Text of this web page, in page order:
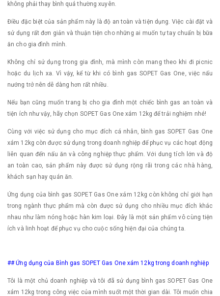
không phải thay bình quá thường xuyên.
Điều đặc biệt của sản phẩm này là độ an toàn và tiện dụng. Việc cài đặt và
sử dụng rất đơn giản và thuận tiện cho những ai muốn tự tay chuẩn bị bữa
ăn cho gia đình mình.
Không chỉ sử dụng trong gia đình, mà mình còn mang theo khi đi picnic
hoặc du lịch xa. Vì vậy, kể từ khi có bình gas SOPET Gas One, việc nấu
nướng trở nên dễ dàng hơn rất nhiều.
Nếu bạn cũng muốn trang bị cho gia đình một chiếc bình gas an toàn và
tiện ích như vậy, hãy chọn SOPET Gas One xám 12kg để trải nghiệm nhé!
Cùng với việc sử dụng cho mục đích cá nhân, bình gas SOPET Gas One
xám 12kg còn được sử dụng trong doanh nghiệp để phục vụ các hoạt động
liên quan đến nấu ăn và công nghiệp thực phẩm. Với dung tích lớn và độ
an toàn cao, sản phẩm này được sử dụng rộng rãi trong các nhà hàng,
khách sạn hay quán ăn.
Ứng dụng của bình gas SOPET Gas One xám 12kg còn không chỉ giới hạn
trong ngành thực phẩm mà còn được sử dụng cho nhiều mục đích khác
nhau như làm nóng hoặc hàn kim loại. Đây là một sản phẩm vô cùng tiện
ích và linh hoạt để phục vụ cho cuộc sống hiện đại của chúng ta.
## Ứng dụng của Bình gas SOPET Gas One xám 12kg trong doanh nghiệp
Tôi là một chủ doanh nghiệp và tôi đã sử dụng bình gas SOPET Gas One
xám 12kg trong công việc của mình suốt một thời gian dài. Tôi muốn chia